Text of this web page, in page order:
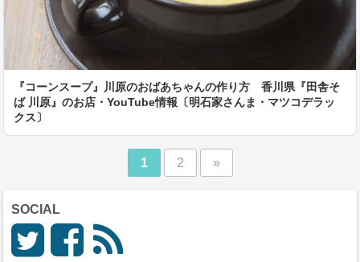
『コーンスープ』川原のおばあちゃんの作り方 香川県『田舎そ
ば 川原』のお店・YouTube情報〔明石家さんま・マツコデラッ
クス〕
1 2 »
SOCIAL